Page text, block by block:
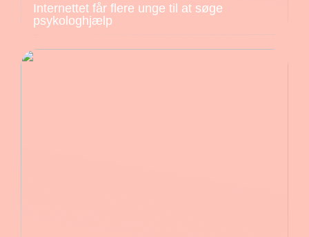
Internettet får flere unge til at søge
psykologhjælp